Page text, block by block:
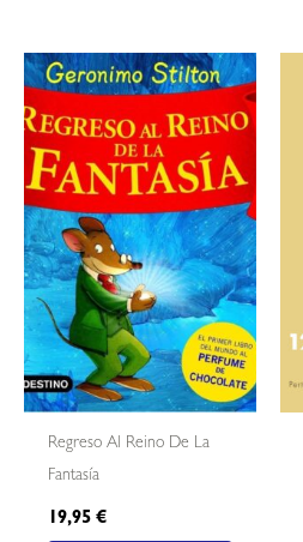
Regreso Al Reino De La
Fantasía
19,95€